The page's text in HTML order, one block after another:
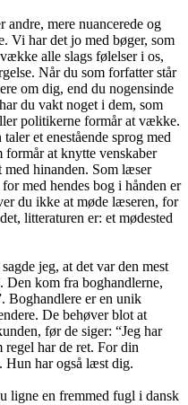
mere nuancerede og
Vi har det jo med bøger, som
alle slags følelser i os,
Når du som forfatter står
om dig, end du nogensinde
du vakt noget i dem, som
politikerne formår at vække.
et enestående sprog med
at knytte venskaber
med hinanden. Som læser
med hendes bog i hånden er
du ikke at møde læseren, for
litteraturen er: et mødested
jeg, at det var den mest
kom fra boghandlerne,
Boghandlere er en unik
De behøver blot at
før de siger: “Jeg har
har de ret. For din
Hun har også læst dig.
ligne en fremmed fugl i dansk